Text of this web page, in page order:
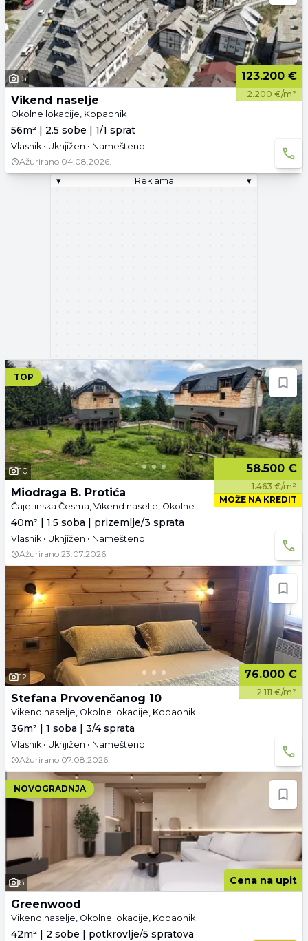
15 123.200 €
2.200 €/m²
Vikend naselje
Okolne lokacije, Kopaonik
56m² | 2.5 sobe | 1/1 sprat
Vlasnik • Uknjižen • Namešteno
Ažurirano 04.08.2026.
▾
Reklama ▾
TOP
10 58.500 €
1.463 €/m²
MOŽE NA KREDIT
Miodraga B. Protića
Čajetinska Česma, Vikend naselje, Okolne lokacije, Kopaonik
40m² | 1.5 soba | prizemlje/3 sprata
Vlasnik • Uknjižen • Namešteno
Ažurirano 23.07.2026.
12 76.000 €
2.111 €/m²
Stefana Prvovenčanog 10
Vikend naselje, Okolne lokacije, Kopaonik
36m² | 1 soba | 3/4 sprata
Vlasnik • Uknjižen • Namešteno
Ažurirano 07.08.2026.
NOVOGRADNJA
8 Cena na upit
Greenwood
Vikend naselje, Okolne lokacije, Kopaonik
42m² | 2 sobe | potkrovlje/5 spratova